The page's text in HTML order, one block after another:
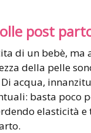
post
di un bebè,
della pelle
acqua,
basta poco
elasticità